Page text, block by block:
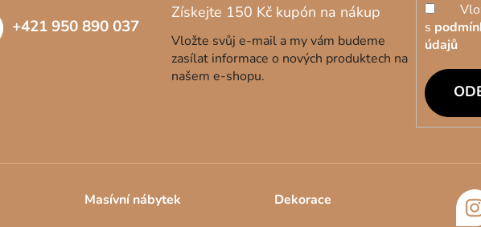
+421 950 890 037
Vložte svůj e-mail a my vám budeme
zasílat informace o nových produktech na
našem e-shopu.
s
údajů
Masívní nábytek Dekorace